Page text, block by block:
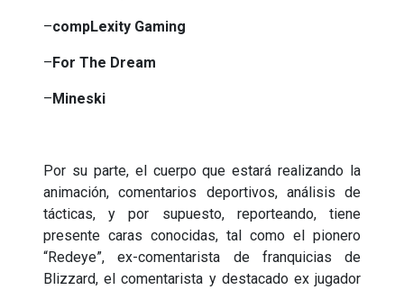
–compLexity Gaming
–For The Dream
–Mineski
Por su parte, el cuerpo que estará realizando la
animación, comentarios deportivos, análisis de
tácticas, y por supuesto, reporteando, tiene
presente caras conocidas, tal como el pionero
“Redeye”, ex-comentarista de franquicias de
Blizzard, el comentarista y destacado ex jugador